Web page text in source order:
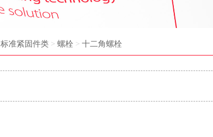
标准紧固件类> 螺栓 > 十二角螺栓